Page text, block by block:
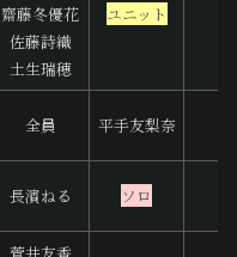
齋藤冬優花
佐藤詩織
土生瑞穂
ユニット
全員 平手友梨奈
長濱ねる ソロ